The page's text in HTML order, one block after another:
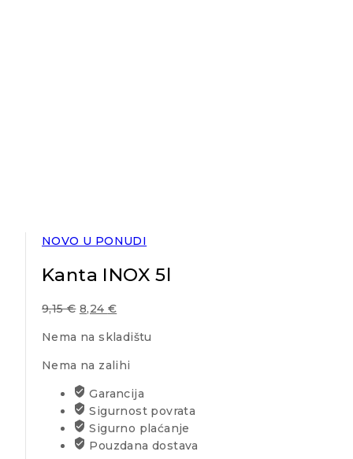
NOVO U PONUDI
Kanta INOX 5l
9,15€ 8,24 €
Nema na skladištu
Nema na zalihi
Garancija
Sigurnost povrata
Sigurno plaćanje
Pouzdana dostava